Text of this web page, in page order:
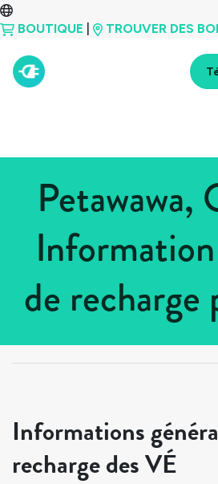
BOUTIQUE TROUVER DES
Petawawa,
de recharge
> Ontario
Informations
recharge des VÉ